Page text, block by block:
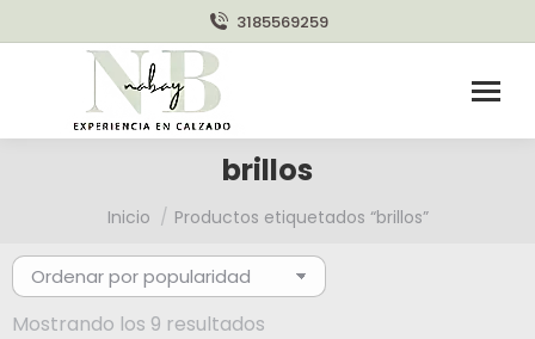
3185569259
brillos
Estás aquí:
Inicio Productos etiquetados “brillos”
Mostrando los 9 resultados